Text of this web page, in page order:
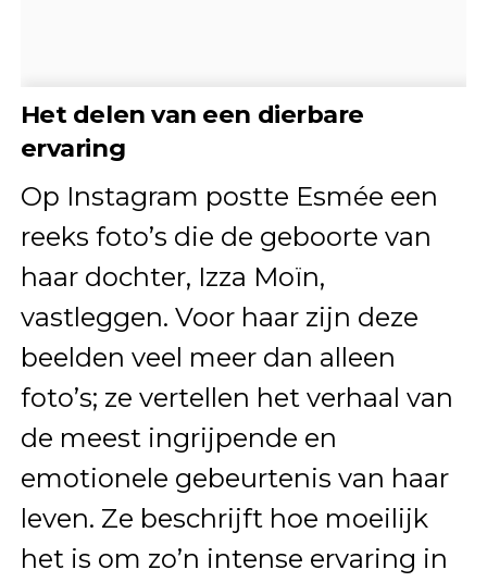
Het delen van een dierbare
ervaring
Op Instagram postte Esmée een
reeks foto’s die de geboorte van
haar dochter, Izza Moïn,
vastleggen. Voor haar zijn deze
beelden veel meer dan alleen
foto’s; ze vertellen het verhaal van
de meest ingrijpende en
emotionele gebeurtenis van haar
leven. Ze beschrijft hoe moeilijk
het is om zo’n intense ervaring in